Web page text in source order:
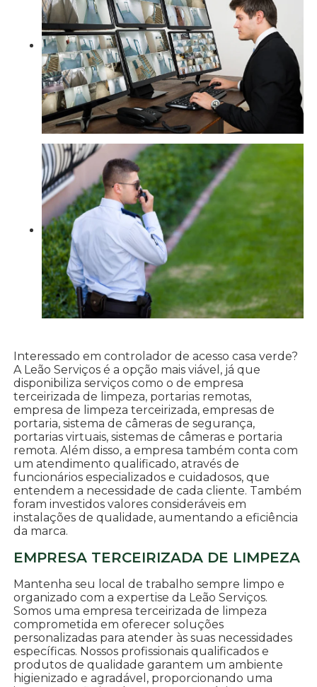
Interessado em controlador de acesso casa verde?
A Leão Serviços é a opção mais viável, já que
disponibiliza serviços como o de empresa
terceirizada de limpeza, portarias remotas,
empresa de limpeza terceirizada, empresas de
portaria, sistema de câmeras de segurança,
portarias virtuais, sistemas de câmeras e portaria
remota. Além disso, a empresa também conta com
um atendimento qualificado, através de
funcionários especializados e cuidadosos, que
entendem a necessidade de cada cliente. Também
foram investidos valores consideráveis em
instalações de qualidade, aumentando a eficiência
da marca.
EMPRESA TERCEIRIZADA DE LIMPEZA
Mantenha seu local de trabalho sempre limpo e
organizado com a expertise da Leão Serviços.
Somos uma empresa terceirizada de limpeza
comprometida em oferecer soluções
personalizadas para atender às suas necessidades
específicas. Nossos profissionais qualificados e
produtos de qualidade garantem um ambiente
higienizado e agradável, proporcionando uma